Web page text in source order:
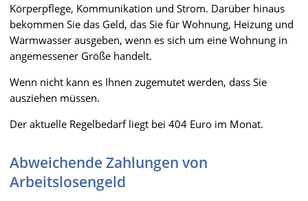
Körperpflege, Kommunikation und Strom. Darüber hinaus
bekommen Sie das Geld, das Sie für Wohnung, Heizung und
Warmwasser ausgeben, wenn es sich um eine Wohnung in
angemessener Größe handelt.
Wenn nicht kann es Ihnen zugemutet werden, dass Sie
ausziehen müssen.
Der aktuelle Regelbedarf liegt bei 404 Euro im Monat.
Abweichende Zahlungen von
Arbeitslosengeld